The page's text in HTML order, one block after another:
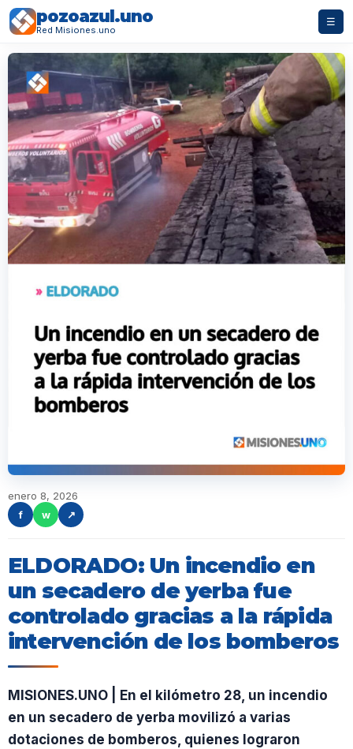
pozoazul.uno
Red Misiones.uno
☰
enero 8, 2026
f
w ↗
ELDORADO: Un incendio en
un secadero de yerba fue
controlado gracias a la rápida
intervención de los bomberos
MISIONES.UNO | En el kilómetro 28, un incendio
en un secadero de yerba movilizó a varias
dotaciones de bomberos, quienes lograron